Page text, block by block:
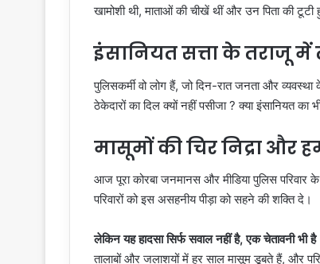
खामोशी थी, माताओं की चीखें थीं और उन पिता की
इंसानियत सत्ता के तराजू में
पुलिसकर्मी वो लोग हैं, जो दिन-रात जनता और
ठेकेदारों का दिल क्यों नहीं पसीजा ? क्या इंसानियत
मासूमों की चिर निद्रा और
आज पूरा कोरबा जनमानस और मीडिया पुलिस
परिवारों को इस असहनीय पीड़ा को सहने की शक्ति दे।
लेकिन यह हादसा सिर्फ सवाल नहीं है, एक चेतावनी भी
तालाबों और जलाशयों में हर साल मासूम डूबते हैं, और